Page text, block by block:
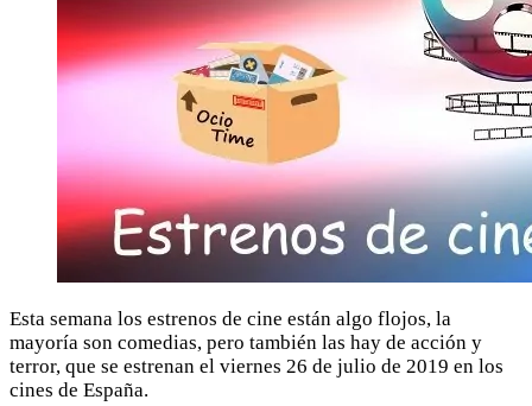
Esta semana los estrenos de cine están algo flojos, la
mayoría son comedias, pero también las hay de acción y
terror, que se estrenan el viernes 26 de julio de 2019 en los
cines de España.